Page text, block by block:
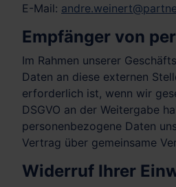
E-Mail:
Empfänger von
Im Rahmen unserer
Daten an diese externen
erforderlich ist, wenn wir
DSGVO an der Weitergabe
personenbezogene Daten
Vertrag über gemeinsame
Widerruf Ihrer